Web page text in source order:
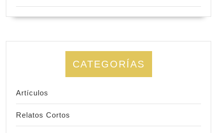
CATEGORÍAS
Artículos
Relatos Cortos